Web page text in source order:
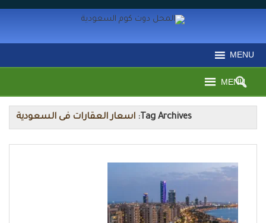
MENU
MENU
Tag Archives: اسعار العقارات فى السعودية